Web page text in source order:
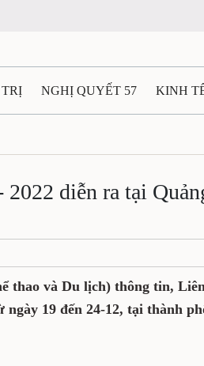
NGHỊ QUYẾT 57 KINH
- MÔI TRƯỜNG THỂ THAO
- 2022 diễn ra
Thể thao và Du lịch)
sẽ được tổ chức từ ngày
Nam.